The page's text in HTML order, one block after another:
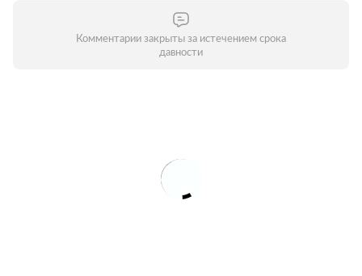
Комментарии закрыты за истечением срока
давности